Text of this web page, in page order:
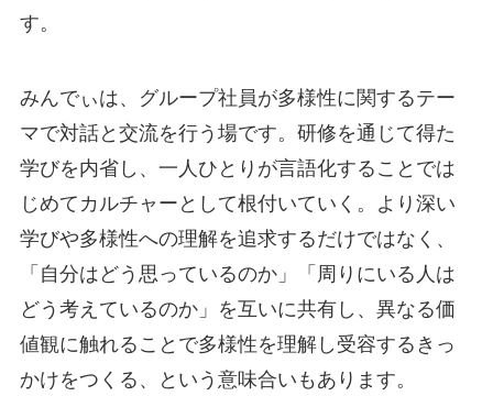
す。
みんでぃは、グループ社員が多様性に関するテー
マで対話と交流を行う場です。研修を通じて得た
学びを内省し、一人ひとりが言語化することでは
じめてカルチャーとして根付いていく。より深い
学びや多様性への理解を追求するだけではなく、
「自分はどう思っているのか」「周りにいる人は
どう考えているのか」を互いに共有し、異なる価
値観に触れることで多様性を理解し受容するきっ
かけをつくる、という意味合いもあります。